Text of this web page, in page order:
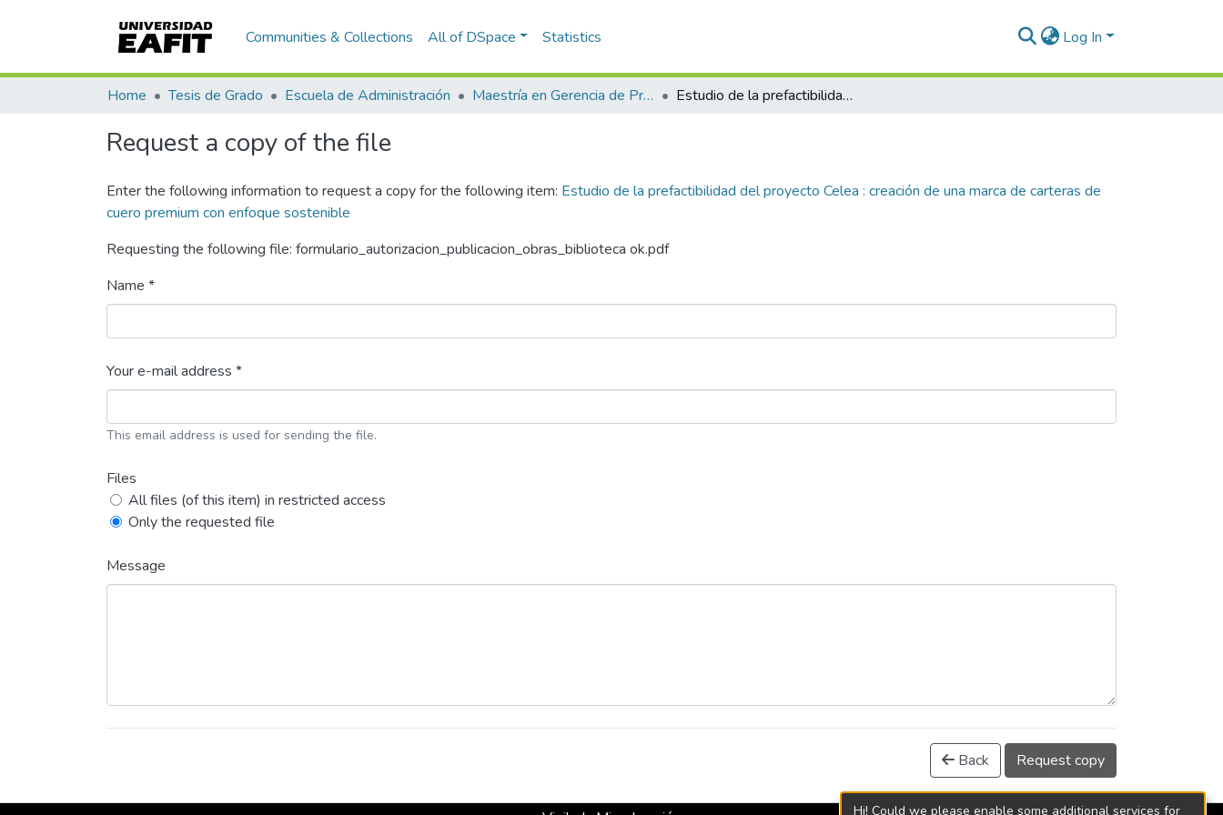
Communities & Collections All of DSpace Statistics Log In
Home Tesis de Grado Escuela de Administración Maestría en Gerencia de Proyectos (Tesis) Estudio de la prefactibilidad del proyecto Celea : creación de una marca de carteras de cuero premium con enfoque sostenible
Request a copy of the file
Enter the following information to request a copy for the following item: Estudio de la prefactibilidad del proyecto Celea : creación de una marca de carteras de
cuero premium con enfoque sostenible
Requesting the following file: formulario_autorizacion_publicacion_obras_biblioteca ok.pdf
Name *
Your e-mail address *
This email address is used for sending the file.
Files
All files (of this item) in restricted access
Only the requested file
Message
Back Request copy
Hi! Could we please enable some additional services for